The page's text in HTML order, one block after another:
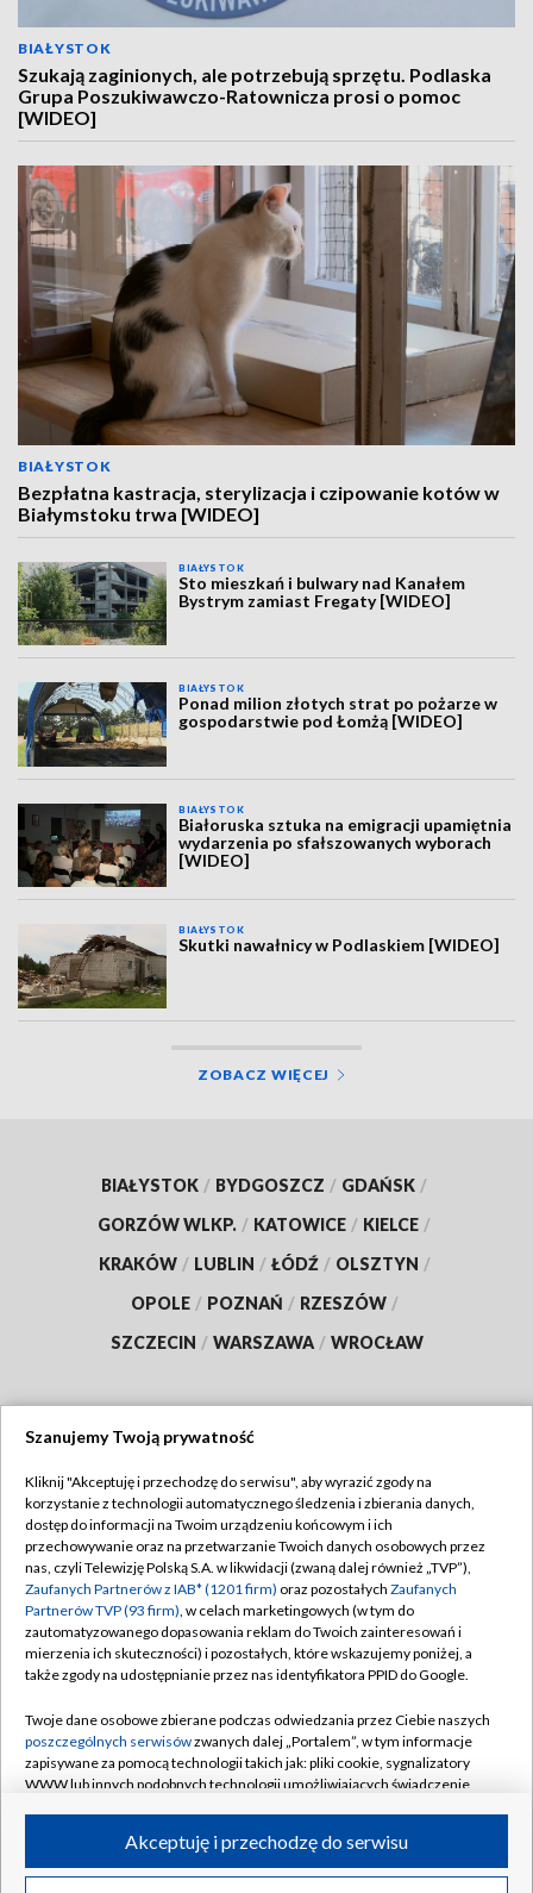
BIAŁYSTOK
Szukają zaginionych, ale potrzebują sprzętu. Podlaska
Grupa Poszukiwawczo-Ratownicza prosi o pomoc
[WIDEO]
BIAŁYSTOK
Bezpłatna kastracja, sterylizacja i czipowanie kotów w
Białymstoku trwa [WIDEO]
BIAŁYSTOK
Sto mieszkań i bulwary nad Kanałem
Bystrym zamiast Fregaty [WIDEO]
BIAŁYSTOK
Ponad milion złotych strat po pożarze w
gospodarstwie pod Łomżą [WIDEO]
BIAŁYSTOK
Białoruska sztuka na emigracji upamiętnia
wydarzenia po sfałszowanych wyborach
[WIDEO]
BIAŁYSTOK
Skutki nawałnicy w Podlaskiem [WIDEO]
ZOBACZ WIĘCEJ
BIAŁYSTOK / BYDGOSZCZ / GDAŃSK /
GORZÓW WLKP. / KATOWICE / KIELCE /
KRAKÓW / LUBLIN / ŁÓDŹ / OLSZTYN /
OPOLE / POZNAŃ / RZESZÓW /
SZCZECIN / WARSZAWA / WROCŁAW
TVP
Abonament TVP
Emisja w TVP
Centrum informacji TVP
Naziemna Telewizja Cyfrowa
Rada Programowa
System NOS
Informacje o nadawcy
Program dla prasy
Regulamin TVP
Polityka prywatności
Moje zgody
Pomoc
Kontakt
Kanały
©2026 Telewizja Polska S.A. w likwidacji
Szanujemy Twoją prywatność
Kliknij "Akceptuję i przechodzę do serwisu", aby wyrazić zgody na
korzystanie z technologii automatycznego śledzenia i zbierania danych,
dostęp do informacji na Twoim urządzeniu końcowym i ich
przechowywanie oraz na przetwarzanie Twoich danych osobowych przez
nas, czyli Telewizję Polską S.A. w likwidacji (zwaną dalej również „TVP”),
Zaufanych Partnerów z IAB* (1201 firm) oraz pozostałych Zaufanych
Partnerów TVP (93 firm), w celach marketingowych (w tym do
zautomatyzowanego dopasowania reklam do Twoich zainteresowań i
mierzenia ich skuteczności) i pozostałych, które wskazujemy poniżej, a
także zgody na udostępnianie przez nas identyfikatora PPID do Google.
Twoje dane osobowe zbierane podczas odwiedzania przez Ciebie naszych
poszczególnych serwisówzwanych dalej „Portalem”, w tym informacje
zapisywane za pomocą technologii takich jak: pliki cookie, sygnalizatory
WWW lub innych podobnych technologii umożliwiających świadczenie
ruchu w Internecie.Akceptuję i przechodzę do serwisu